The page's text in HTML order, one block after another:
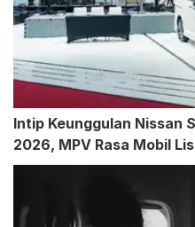
Intip Keunggulan Nissan
2026, MPV Rasa Mobil